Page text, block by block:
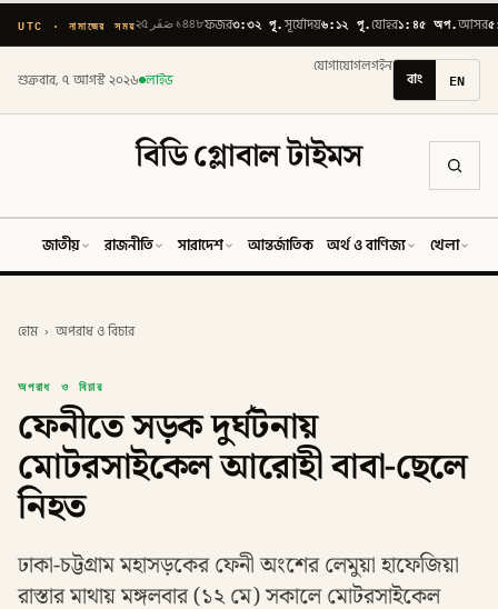
UTC · নামাজের সময় ২৫ صَفَر ১৪৪৮ফজর৩:৩২ পূ.সূর্যোদয়৬:১২ পূ.যোহর১:৪৫ অপ.আসর
শুক্রবার, ৭ আগস্ট ২০২৬ লাইভ
যোগাযোগলগইন
বাং EN
বিডি গ্লোবাল টাইমস
জাতীয় রাজনীতি সারাদেশ আন্তর্জাতিক অর্থ ও বাণিজ্য খেলা
হোম › অপরাধ ও বিচার
অপরাধ ও বিচার
ফেনীতে সড়ক দুর্ঘটনায়
মোটরসাইকেল আরোহী বাবা-ছেলে
নিহত
ঢাকা-চট্টগ্রাম মহাসড়কের ফেনী অংশের লেমুয়া হাফেজিয়া
রাস্তার মাথায় মঙ্গলবার (১২ মে) সকালে মোটরসাইকেল